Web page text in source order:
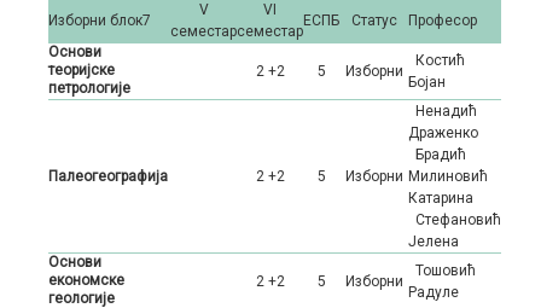
Изборни блок7
V
семестар
VI
семестар
ЕСПБ Статус
Професор
Основи
теоријске
петрологије
2 +2 5 Изборни
Костић
Бојан
Палеогеографија 2 +2 5 Изборни
Ненадић
Драженко
Брадић
Милиновић
Катарина
Стефановић
Јелена
Основи
економске
геологије
2 +2 5 Изборни
Тошовић
Радуле